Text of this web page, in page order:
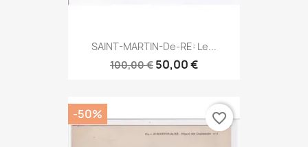
SAINT-MARTIN-De-RE: Le...
100,00 € 50,00 €
-50% favorite_border